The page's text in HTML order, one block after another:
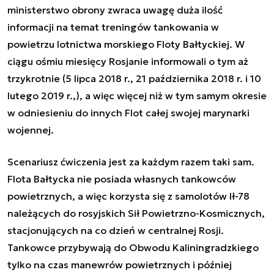
ministerstwo obrony zwraca uwagę duża ilość
informacji na temat treningów tankowania w
powietrzu lotnictwa morskiego Floty Bałtyckiej. W
ciągu ośmiu miesięcy Rosjanie informowali o tym aż
trzykrotnie (5 lipca 2018 r., 21 października 2018 r. i 10
lutego 2019 r.,), a więc więcej niż w tym samym okresie
w odniesieniu do innych Flot całej swojej marynarki
wojennej.
Scenariusz ćwiczenia jest za każdym razem taki sam.
Flota Bałtycka nie posiada własnych tankowców
powietrznych, a więc korzysta się z samolotów Ił-78
należących do rosyjskich Sił Powietrzno-Kosmicznych,
stacjonujących na co dzień w centralnej Rosji.
Tankowce przybywają do Obwodu Kaliningradzkiego
tylko na czas manewrów powietrznych i później